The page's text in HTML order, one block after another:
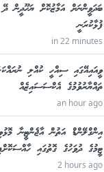
ބަދަވީންނަށް އަމާޒުކޮށް ޔަހޫދީން
ފުޅާކުރަނީ
in 22 minutes
ވީއައިއޭގައި ސިއްހީ ކުއްލި
ތައްޔާރުވުމުގެ އެކްސަސައިޒެއް
an hour ago
އިންގްލޭންޑް އަތުން އާޖެންޓީނާ
ޓީމުގެ ދުވަހުގެ ގޮތުގައި
2 hours ago